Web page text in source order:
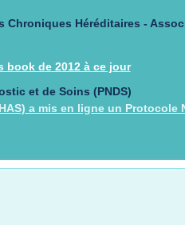
Chroniques Héréditaires -
book de 2012 à ce jour
et de Soins (PNDS)
a mis en ligne un